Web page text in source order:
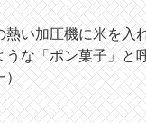
い加圧機に米を入
な「ポン菓子」と
）